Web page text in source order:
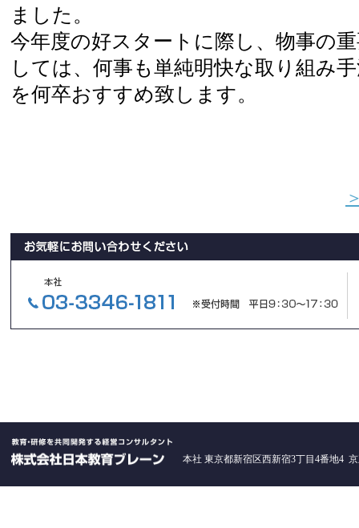
ました。
今年度の好スタートに際し、物事の
しては、何事も単純明快な取り組み
を何卒おすすめ致します。
本社 東京都新宿区西新宿3丁目4番地4